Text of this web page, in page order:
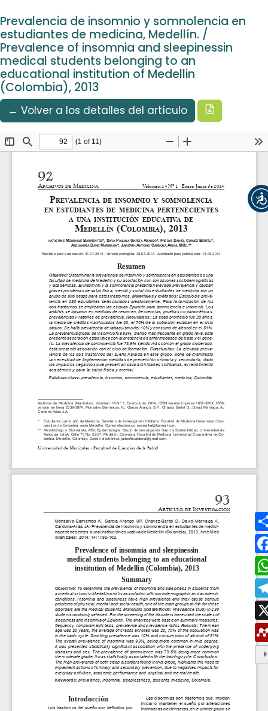
Registrarse Entrar
Prevalencia de insomnio y somnolencia en
estudiantes de medicina, Medellín. /
Prevalence of insomnia and sleepinessin
medical students belonging to an
educational institution of Medellin
(Colombia), 2013
← Volver a los detalles del artículo
Síguenos
MEDIOS UMANIZALES
UMedia
UMFM Radio
Podcast
Directorio
ESTUDIAR EN LA UMANIZALES
Pregrados
Especializaciones
Maestrías
Doctorados
Educación continuada
Video Institucional